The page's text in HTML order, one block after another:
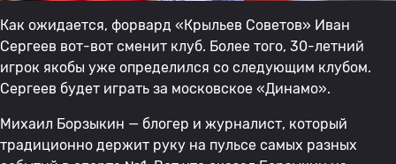
Как ожидается, форвард «Крыльев Советов» Иван
Сергеев вот-вот сменит клуб. Более того, 30-летний
игрок якобы уже определился со следующим клубом.
Сергеев будет играть за московское «Динамо».
Михаил Борзыкин — блогер и журналист, который
традиционно держит руку на пульсе самых разных